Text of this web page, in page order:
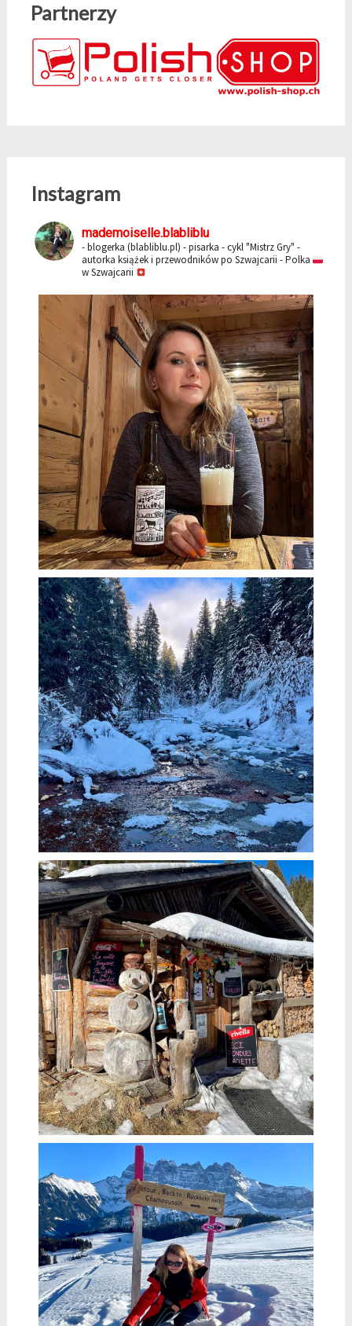
Partnerzy
Instagram
mademoiselle.blabliblu
- blogerka (blabliblu.pl) - pisarka - cykl "Mistrz Gry" -
autorka książek i przewodników po Szwajcarii - Polka
w Szwajcarii